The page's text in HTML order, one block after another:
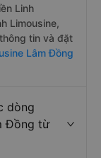
Linh
Limousine,
tin và đặt
Lâm Đồng
dòng
Đồng từ